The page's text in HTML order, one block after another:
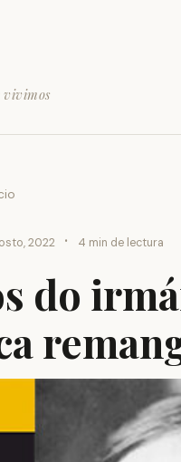
vivimos
2022 · 4 min de lectura
do